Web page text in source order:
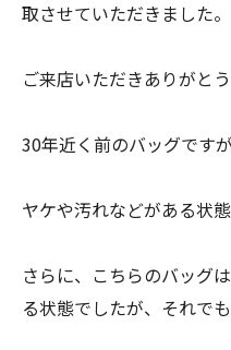
取させていただきました。
ご来店いただきありがとう
30年近く前のバッグです
ヤケや汚れなどがある状
さらに、こちらのバッグ
る状態でしたが、それで